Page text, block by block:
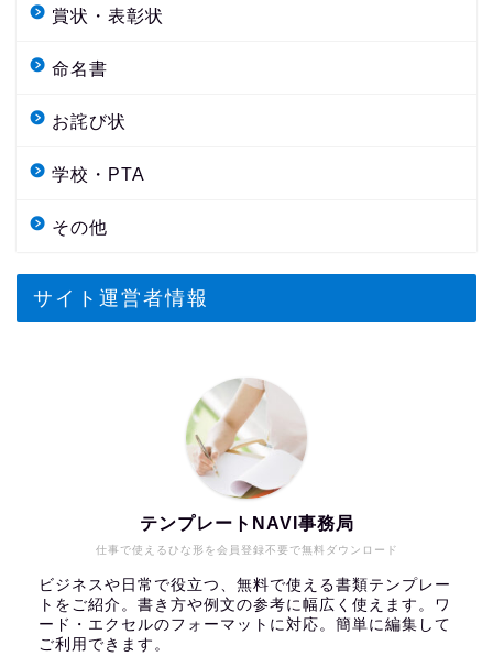
賞状・表彰状
命名書
お詫び状
学校・PTA
その他
サイト運営者情報
仕事で使えるひな形を会員登録不要で無料ダウンロード
テンプレートNAVI事務局
ビジネスや日常で役立つ、無料で使える書類テンプレー
トをご紹介。書き方や例文の参考に幅広く使えます。ワ
ード・エクセルのフォーマットに対応。簡単に編集して
ご利用できます。